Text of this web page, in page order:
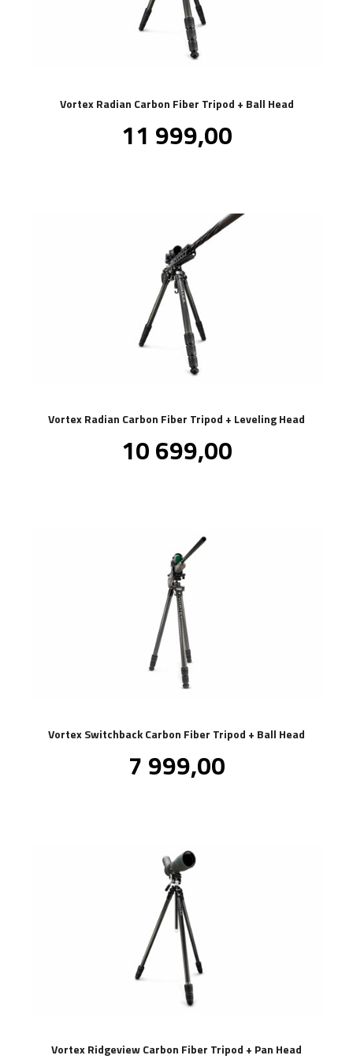
Vortex Radian Carbon Fiber Tripod + Ball Head
Pris
11 999,00mva.
Vortex Radian Carbon Fiber Tripod + Leveling Head
Pris
10 699,00mva.
Vortex Switchback Carbon Fiber Tripod + Ball Head
Pris
7 999,00mva.
Vortex Ridgeview Carbon Fiber Tripod + Pan Head